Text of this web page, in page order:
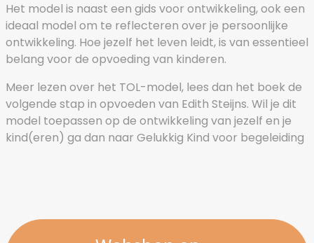
Het model is naast een gids voor ontwikkeling, ook een
ideaal model om te reflecteren over je persoonlijke
ontwikkeling. Hoe jezelf het leven leidt, is van essentieel
belang voor de opvoeding van kinderen.
Meer lezen over het TOL-model, lees dan het boek de
volgende stap in opvoeden van Edith Steijns. Wil je dit
model toepassen op de ontwikkeling van jezelf en je
kind(eren) ga dan naar Gelukkig Kind voor begeleiding